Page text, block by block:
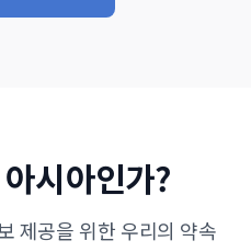
시아인가?
제공을 위한 우리의 약속